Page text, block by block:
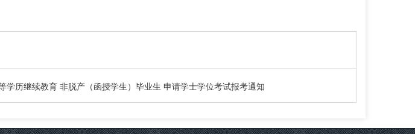
学历继续教育 非脱产（函授学生）毕业生 申请学士学位考试报考通知